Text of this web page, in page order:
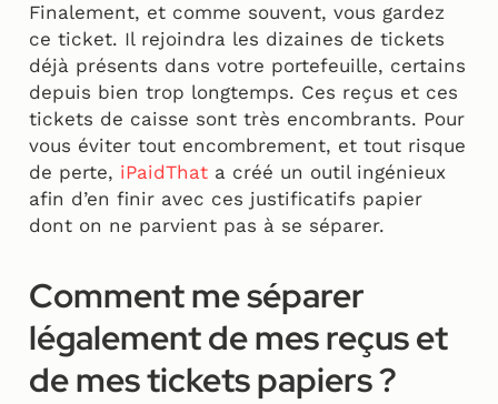
Finalement, et comme souvent, vous gardez
ce ticket. Il rejoindra les dizaines de tickets
déjà présents dans votre portefeuille, certains
depuis bien trop longtemps. Ces reçus et ces
tickets de caisse sont très encombrants. Pour
vous éviter tout encombrement, et tout risque
de perte, iPaidThat a créé un outil ingénieux
afin d’en finir avec ces justificatifs papier
dont on ne parvient pas à se séparer.
Comment me séparer
légalement de mes reçus et
de mes tickets papiers ?